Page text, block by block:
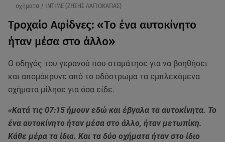
οχήματα / ΙΝΤΙΜΕ (ΖΗΣΗΣ ΛΑΓΙΟΚΑΠΑΣ)
Τροχαίο Αφίδνες: «Το ένα αυτοκίνητο
ήταν μέσα στο άλλο»
Ο οδηγός του γερανού που σταμάτησε για να βοηθήσει
και απομάκρυνε από το οδόστρωμα τα εμπλεκόμενα
οχήματα μίλησε για όσα είδε.
«Κατά τις 07:15 ήμουν εδώ και έβγαλα τα αυτοκίνητα. Το
ένα αυτοκίνητο ήταν μέσα στο άλλο, ήταν μετωπίκη.
Κάθε μέρα τα ίδια. Και τα δύο οχήματα ήταν στο ίδιο